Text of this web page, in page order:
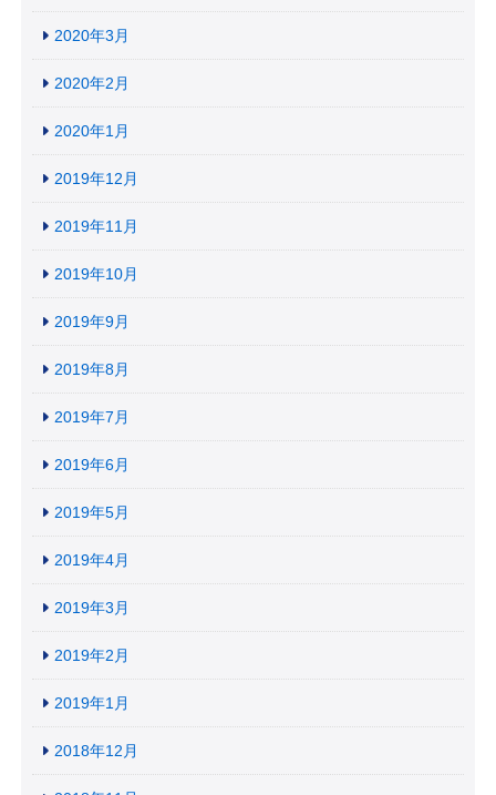
2020年3月
2020年2月
2020年1月
2019年12月
2019年11月
2019年10月
2019年9月
2019年8月
2019年7月
2019年6月
2019年5月
2019年4月
2019年3月
2019年2月
2019年1月
2018年12月